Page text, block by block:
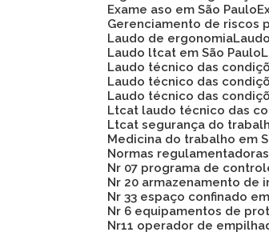
Exame aso em São Paulo
Gerenciamento de
Laudo de ergonomia
Laudo ltcat em São Paulo
Laudo técnico das
Laudo técnico das
Laudo técnico das
Ltcat laudo técnico das
Ltcat segurança do
Medicina do trabalho em
Normas
Nr 07 programa de
Nr 20 armazenamento de
Nr 33 espaço confinado
Nr 6 equipamentos de
Nr11 operador de